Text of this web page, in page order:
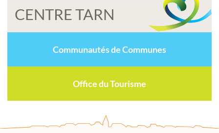
CENTRE TARN
Communautés de Communes
Office du Tourisme